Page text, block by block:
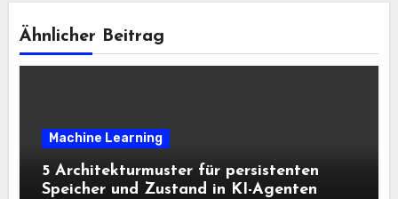
Ähnlicher Beitrag
Machine Learning
5 Architekturmuster für persistenten
Speicher und Zustand in KI-Agenten